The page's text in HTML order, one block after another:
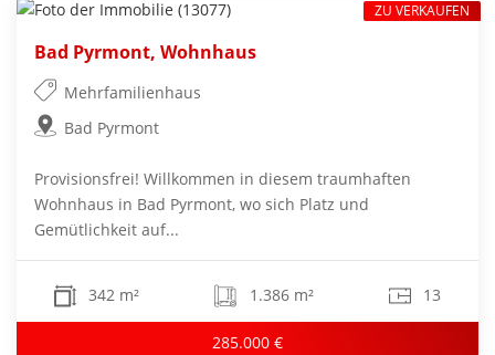
Bad Pyrmont, Wohnhaus
Mehrfamilienhaus
Bad Pyrmont
Provisionsfrei! Willkommen in diesem traumhaften
Wohnhaus in Bad Pyrmont, wo sich Platz und
Gemütlichkeit auf...
342 m² 1.386 m² 13
285.000 €
ZU VERKAUFEN